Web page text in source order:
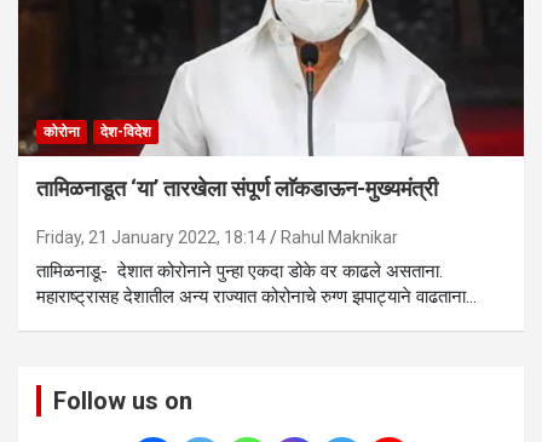
कोरोना देश-विदेश
तामिळनाडूत ‘या’ तारखेला संपूर्ण लाॅकडाऊन-मुख्यमंत्री
Friday, 21 January 2022, 18:14 Rahul Maknikar
तामिळनाडू- देशात कोरोनाने पुन्हा एकदा डोके वर काढले असताना.
महाराष्ट्रासह देशातील अन्य राज्यात कोरोनाचे रुग्ण झपाट्याने वाढताना…
Follow us on